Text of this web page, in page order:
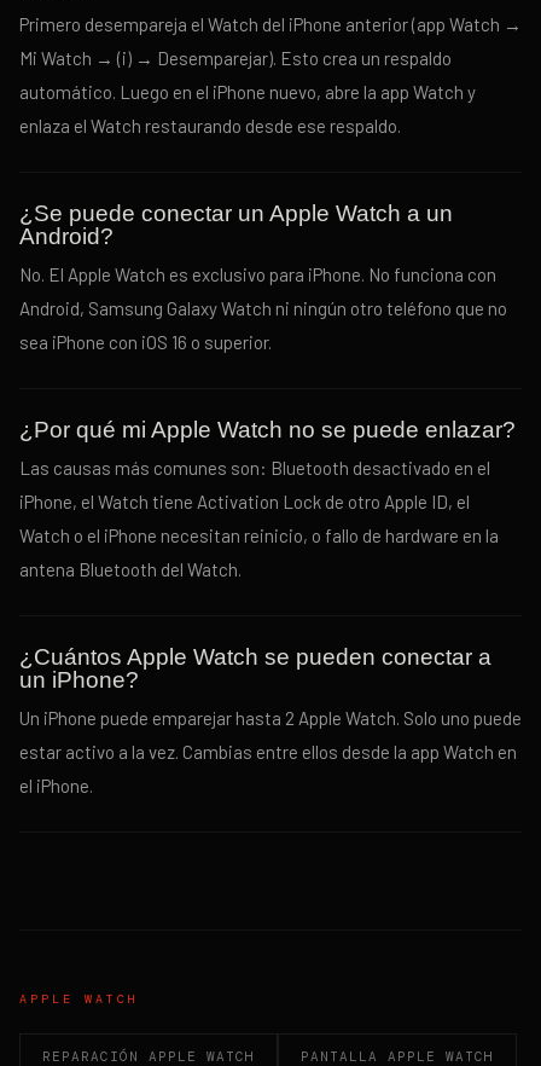
Primero desempareja el Watch del iPhone anterior (app Watch →
Mi Watch → (i) → Desemparejar). Esto crea un respaldo
automático. Luego en el iPhone nuevo, abre la app Watch y
enlaza el Watch restaurando desde ese respaldo.
¿Se puede conectar un Apple Watch a un
Android?
No. El Apple Watch es exclusivo para iPhone. No funciona con
Android, Samsung Galaxy Watch ni ningún otro teléfono que no
sea iPhone con iOS 16 o superior.
¿Por qué mi Apple Watch no se puede enlazar?
Las causas más comunes son: Bluetooth desactivado en el
iPhone, el Watch tiene Activation Lock de otro Apple ID, el
Watch o el iPhone necesitan reinicio, o fallo de hardware en la
antena Bluetooth del Watch.
¿Cuántos Apple Watch se pueden conectar a
un iPhone?
Un iPhone puede emparejar hasta 2 Apple Watch. Solo uno puede
estar activo a la vez. Cambias entre ellos desde la app Watch en
el iPhone.
APPLE WATCH
REPARACIÓN APPLE WATCH PANTALLA APPLE WATCH